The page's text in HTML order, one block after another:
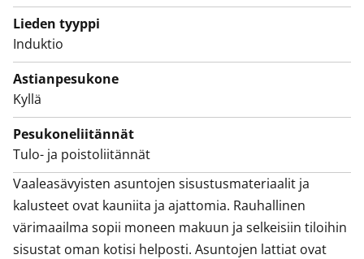
astianpesukone ja jääkaappipakastin.
Mikroaaltouunillekin on tilavaraus. Tässä keittiössä on
ilo kokkailla!
Arjen varma piristys on uutuuttaan hohtava
kotikylpylä, jonka seinät ovat valkoista ja lattia
harmaata laattaa. Tehopohjaisessa kylpyhuoneessa on
tilaa myös pyykkikoneellesi.
Tule näytölle ja ihastu tähän ilmavaan tilaihmeeseen!
Olisiko tässä uusi vuokrakotisi - ja ehkä myös
työpaikkasi?
Lieden tyyppi
Induktio
Astianpesukone
Kyllä
Pesukoneliitännät
Tulo- ja poistoliitännät
Vaaleasävyisten asuntojen sisustusmateriaalit ja
kalusteet ovat kauniita ja ajattomia. Rauhallinen
värimaailma sopii moneen makuun ja selkeisiin tiloihin
sisustat oman kotisi helposti. Asuntojen lattiat ovat